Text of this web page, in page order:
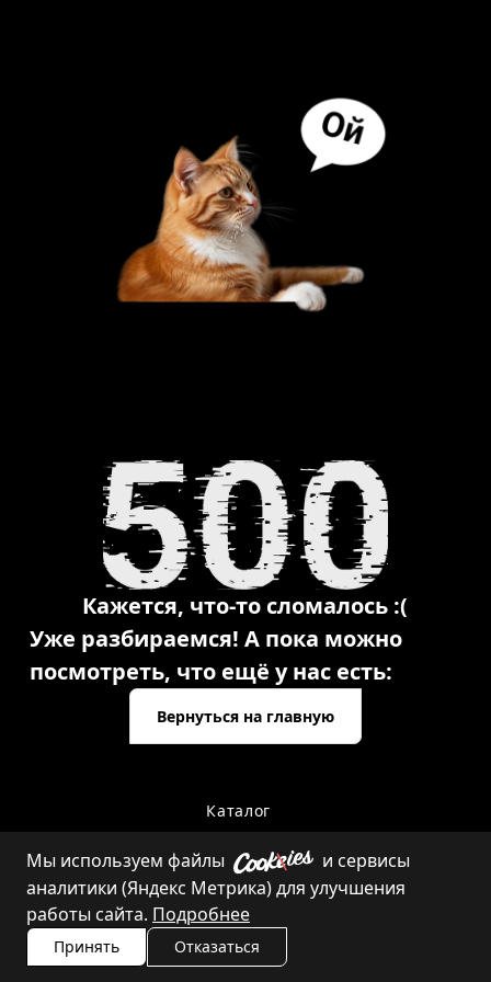
Кажется, что-то сломалось :(
Уже разбираемся! А пока можно
посмотреть, что ещё у нас есть:
Вернуться на главную
Каталог
Контакты
Мы используем файлы
и сервисы
аналитики (Яндекс Метрика) для улучшения
работы сайта. Подробнее
Принять Отказаться